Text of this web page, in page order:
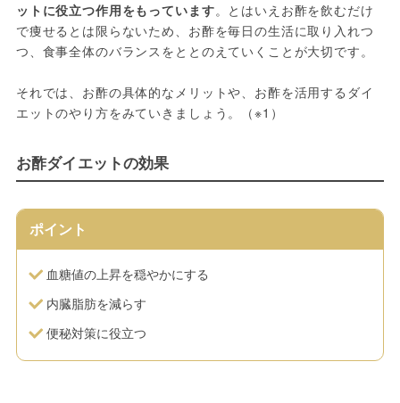
ットに役立つ作用をもっています。とはいえお酢を飲むだけ
で痩せるとは限らないため、お酢を毎日の生活に取り入れつ
つ、食事全体のバランスをととのえていくことが大切です。
それでは、お酢の具体的なメリットや、お酢を活用するダイ
エットのやり方をみていきましょう。（※1）
お酢ダイエットの効果
ポイント
血糖値の上昇を穏やかにする
内臓脂肪を減らす
便秘対策に役立つ